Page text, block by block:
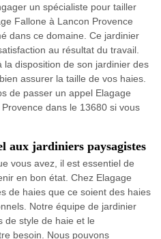
un spécialiste pour tailler
Fallone à Lancon Provence
dans ce domaine. Ce jardinier
au résultat du travail.
la disposition de son jardinier des
assurer la taille de vos haies.
de passer un appel Elagage
dans le 13680 si vous
aux jardiniers paysagistes
vous avez, il est essentiel de
en bon état. Chez Elagage
de haies que ce soient des haies
Notre équipe de jardinier
de style de haie et le
besoin. Nous pouvons